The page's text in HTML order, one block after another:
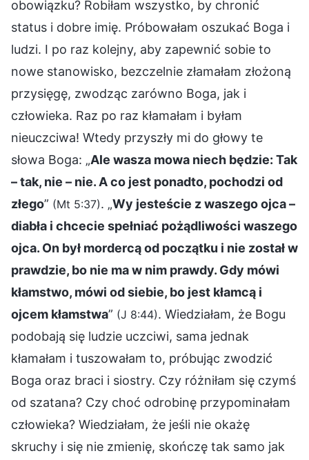
obowiązku? Robiłam wszystko, by chronić
status i dobre imię. Próbowałam oszukać Boga i
ludzi. I po raz kolejny, aby zapewnić sobie to
nowe stanowisko, bezczelnie złamałam złożoną
przysięgę, zwodząc zarówno Boga, jak i
człowieka. Raz po raz kłamałam i byłam
nieuczciwa! Wtedy przyszły mi do głowy te
słowa Boga: „Ale wasza mowa niech będzie: Tak
– tak, nie – nie. A co jest ponadto, pochodzi od
złego” (Mt 5:37). „Wy jesteście z waszego ojca –
diabła i chcecie spełniać pożądliwości waszego
ojca. On był mordercą od początku i nie został w
prawdzie, bo nie ma w nim prawdy. Gdy mówi
kłamstwo, mówi od siebie, bo jest kłamcą i
ojcem kłamstwa” (J 8:44). Wiedziałam, że Bogu
podobają się ludzie uczciwi, sama jednak
kłamałam i tuszowałam to, próbując zwodzić
Boga oraz braci i siostry. Czy różniłam się czymś
od szatana? Czy choć odrobinę przypominałam
człowieka? Wiedziałam, że jeśli nie okażę
skruchy i się nie zmienię, skończę tak samo jak